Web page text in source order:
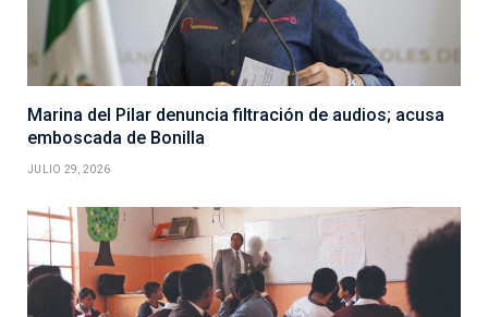
Marina del Pilar denuncia filtración de audios; acusa
emboscada de Bonilla
JULIO 29, 2026